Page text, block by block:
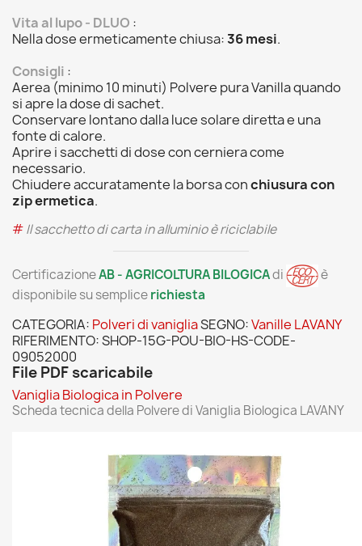
Vita al lupo - DLUO :
Nella dose ermeticamente chiusa:36 mesi.
Consigli :
Aerea (minimo 10 minuti) Polvere pura Vanilla quando
si apre la dose di sachet.
Conservare lontano dalla luce solare diretta e una
fonte di calore.
Aprire i sacchetti di dose con cerniera come
necessario.
Chiudere accuratamente la borsa conchiusura con
zip ermetica.
#Il sacchetto di carta in alluminio è riciclabile
CertificazioneAB - AGRICOLTURA BILOGICAdi
è
disponibile su semplicerichiesta
CATEGORIA: Polveri di vanigliaSEGNO:Vanille LAVANY
RIFERIMENTO:SHOP-15G-POU-BIO-HS-CODE-
09052000
File PDF scaricabile
Vaniglia Biologica in Polvere
Scheda tecnica della Polvere di Vaniglia Biologica LAVANY